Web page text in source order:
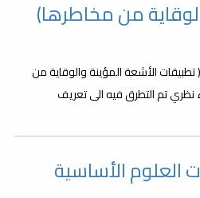
من مخاطرها)
ورشة العمل ( تطبيقات الأشعة المؤينة والوقاية من
تم التطرق فيه الى تعريف
الأساسية